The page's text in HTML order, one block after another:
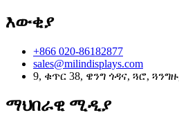
እውቂያ
+866 020-86182877
sales@milindisplays.com
9, ቁጥር 38, ዌንግ ጎዳና, ጓሮ,
ማህበራዊ ሚዲያ